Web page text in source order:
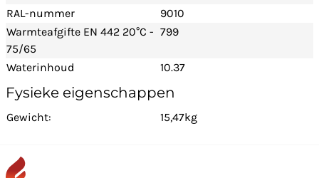
RAL-nummer
9010
Warmteafgifte EN 442 20°C -
75/65
799
Waterinhoud 10.37
Fysieke eigenschappen
Gewicht: 15,47kg